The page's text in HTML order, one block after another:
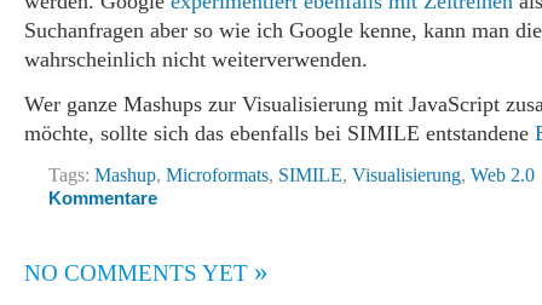
Suchanfragen aber so wie ich Google kenne, kann man
wahrscheinlich nicht weiterverwenden.
Wer ganze Mashups zur Visualisierung mit JavaScript
möchte, sollte sich das ebenfalls bei SIMILE entstandene
Tags: Mashup, Microformats, SIMILE, Visualisierung, Web 2.0
Kommentare
NO COMMENTS YET »